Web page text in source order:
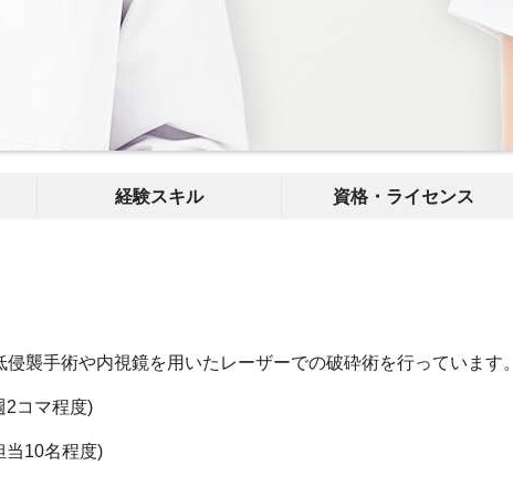
経験スキル 資格・ライセンス
襲手術や内視鏡を用いたレーザーでの破砕術を行っています。
2コマ程度)
当10名程度)